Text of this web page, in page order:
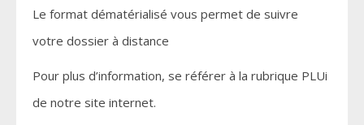
Le format dématérialisé vous permet de suivre
votre dossier à distance
Pour plus d’information, se référer à la rubrique PLUi
de notre site internet.